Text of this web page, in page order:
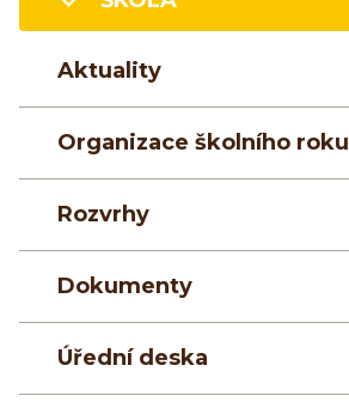
Aktuality
Organizace školního roku
Rozvrhy
Dokumenty
Úřední deska